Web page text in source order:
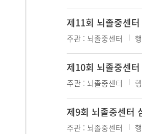
제11회 뇌졸중센
주관 : 뇌졸중센터
제10회 뇌졸중센
주관 : 뇌졸중센터
제9회 뇌졸중센터
주관 : 뇌졸중센터